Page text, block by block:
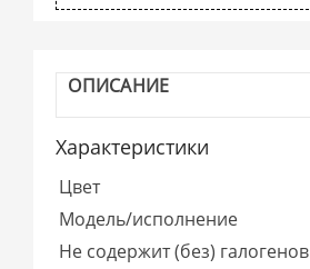
ОПИСАНИЕ
Характеристики
Цвет
Модель/исполнение
Не содержит (без) галогенов